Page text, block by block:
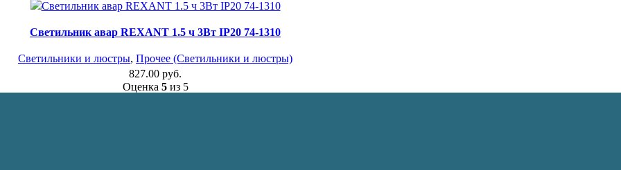
Светильник авар REXANT 1.5 ч 3Вт IP20 74-1310
Светильники и люстры, Прочее (Светильники и люстры)
827.00 руб.
Оценка 5из 5